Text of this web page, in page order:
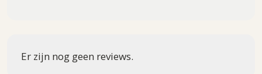
Er zijn nog geen reviews.